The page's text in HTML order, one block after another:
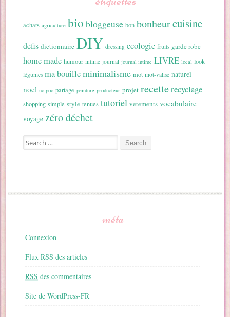
achats agriculture bio bloggeuse bon bonheurcuisine
defis dictionnaire DIY dressing ecologie fruits garde robe
home made humour intime journal journal intime LIVRE local look
légumes ma bouilleminimalisme mot mot-valise naturel
noel no poo partage peinture producteur projet recetterecyclage
shopping simple style tenues tutoriel vetements vocabulaire
voyage zéro déchet
Search for:
méta
Connexion
FluxRSS des articles
RSS des commentaires
Site de WordPress-FR